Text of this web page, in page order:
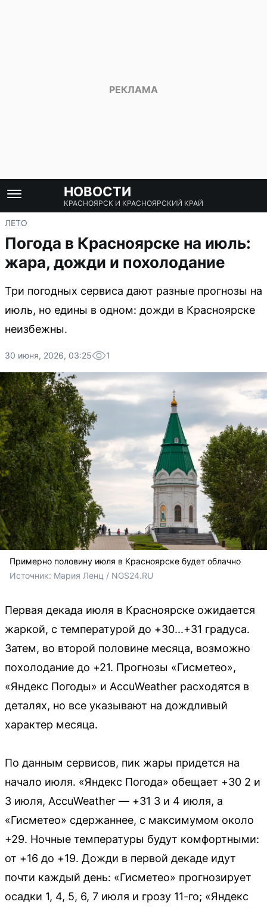
НОВОСТИ
КРАСНОЯРСК И КРАСНОЯРСКИЙ КРАЙ
ЛЕТО
Погода в Красноярске на июль:
жара, дожди и похолодание
Три погодных сервиса дают разные прогнозы на
июль, но едины в одном: дожди в Красноярске
неизбежны.
30 июня, 2026, 03:25 1
Примерно половину июля в Красноярске будет облачно
Источник: Мария Ленц / NGS24.RU
Первая декада июля в Красноярске ожидается
жаркой, с температурой до +30...+31 градуса.
Затем, во второй половине месяца, возможно
похолодание до +21. Прогнозы «Гисметео»,
«Яндекс Погоды» и AccuWeather расходятся в
деталях, но все указывают на дождливый
характер месяца.
По данным сервисов, пик жары придется на
начало июля. «Яндекс Погода» обещает +30 2 и
3 июля, AccuWeather — +31 3 и 4 июля, а
«Гисметео» сдержаннее, с максимумом около
+29. Ночные температуры будут комфортными:
от +16 до +19. Дожди в первой декаде идут
почти каждый день: «Гисметео» прогнозирует
осадки 1, 4, 5, 6, 7 июля и грозу 11-го; «Яндекс